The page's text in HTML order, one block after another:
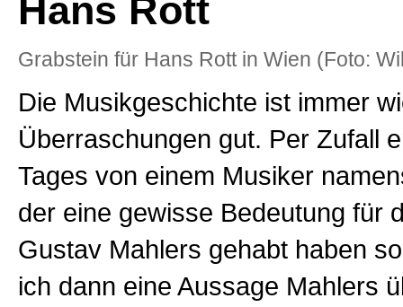
Hans Rott
Grabstein für Hans Rott in Wien (Foto:
Die Musikgeschichte ist immer
Überraschungen gut. Per Zufall
Tages von einem Musiker
der eine gewisse Bedeutung für
Gustav Mahlers gehabt haben
ich dann eine Aussage Mahlers